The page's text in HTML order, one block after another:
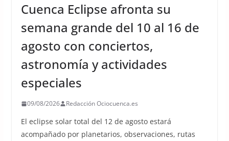
Cuenca Eclipse afronta su
semana grande del 10 al 16 de
agosto con conciertos,
astronomía y actividades
especiales
09/08/2026 Redacción Ociocuenca.es
El eclipse solar total del 12 de agosto estará
acompañado por planetarios, observaciones, rutas